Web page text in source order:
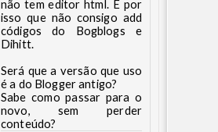
não tem editor html. É por
isso que não consigo add
códigos do Bogblogs e
Dihitt.
Será que a versão que uso
é a do Blogger antigo?
Sabe como passar para o
novo, sem perder
conteúdo?